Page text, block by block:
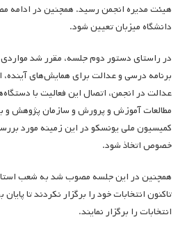
هیئت مدیره انجمن رسید. همچنین در ادامه
دانشگاه میزبان تعیین شود.
در راستای دستور دوم جلسه، مقرر شد
برنامه درسی و عدالت برای همایش‌های
عدالت در انجمن، اتصال این فعالیت با
مطالعات آموزش و پرورش و سازمان پژوهش و
کمیسیون ملی یونسکو در این زمینه مورد
خصوص اتخاذ شود.
همچنین در این جلسه مصوب شد به شعب
تاکنون انتخابات خود را برگزار نکردند تا
انتخابات را برگزار نمایند.